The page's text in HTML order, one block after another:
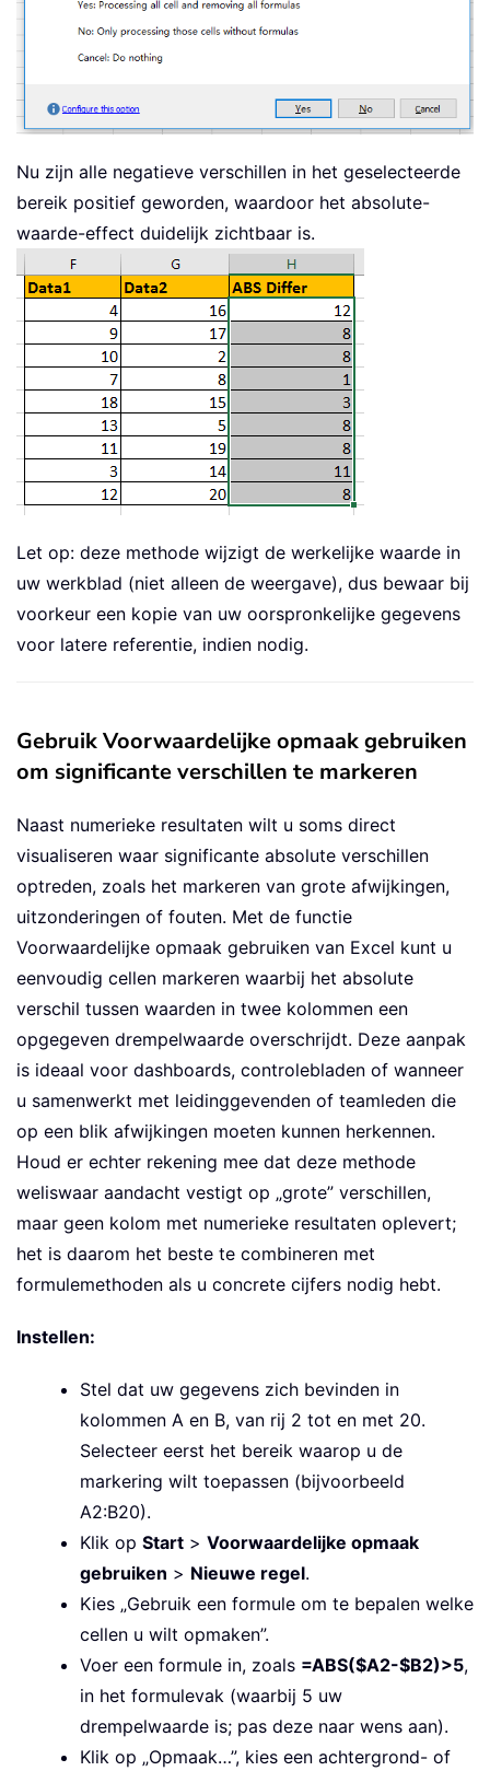
Nu zijn alle negatieve verschillen in het geselecteerde
bereik positief geworden, waardoor het absolute-
waarde-effect duidelijk zichtbaar is.
Let op: deze methode wijzigt de werkelijke waarde in
uw werkblad (niet alleen de weergave), dus bewaar bij
voorkeur een kopie van uw oorspronkelijke gegevens
voor latere referentie, indien nodig.
Gebruik Voorwaardelijke opmaak gebruiken
om significante verschillen te markeren
Naast numerieke resultaten wilt u soms direct
visualiseren waar significante absolute verschillen
optreden, zoals het markeren van grote afwijkingen,
uitzonderingen of fouten. Met de functie
Voorwaardelijke opmaak gebruiken van Excel kunt u
eenvoudig cellen markeren waarbij het absolute
verschil tussen waarden in twee kolommen een
opgegeven drempelwaarde overschrijdt. Deze aanpak
is ideaal voor dashboards, controlebladen of wanneer
u samenwerkt met leidinggevenden of teamleden die
op een blik afwijkingen moeten kunnen herkennen.
Houd er echter rekening mee dat deze methode
weliswaar aandacht vestigt op „grote” verschillen,
maar geen kolom met numerieke resultaten oplevert;
het is daarom het beste te combineren met
formulemethoden als u concrete cijfers nodig hebt.
Instellen:
Stel dat uw gegevens zich bevinden in
kolommen A en B, van rij 2 tot en met 20.
Selecteer eerst het bereik waarop u de
markering wilt toepassen (bijvoorbeeld
A2:B20).
Klik op Start > Voorwaardelijke opmaak
gebruiken > Nieuwe regel.
Kies „Gebruik een formule om te bepalen welke
cellen u wilt opmaken”.
Voer een formule in, zoals =ABS($A2-$B2)>5,
in het formulevak (waarbij 5 uw
drempelwaarde is; pas deze naar wens aan).
Klik op „Opmaak…”, kies een achtergrond- of